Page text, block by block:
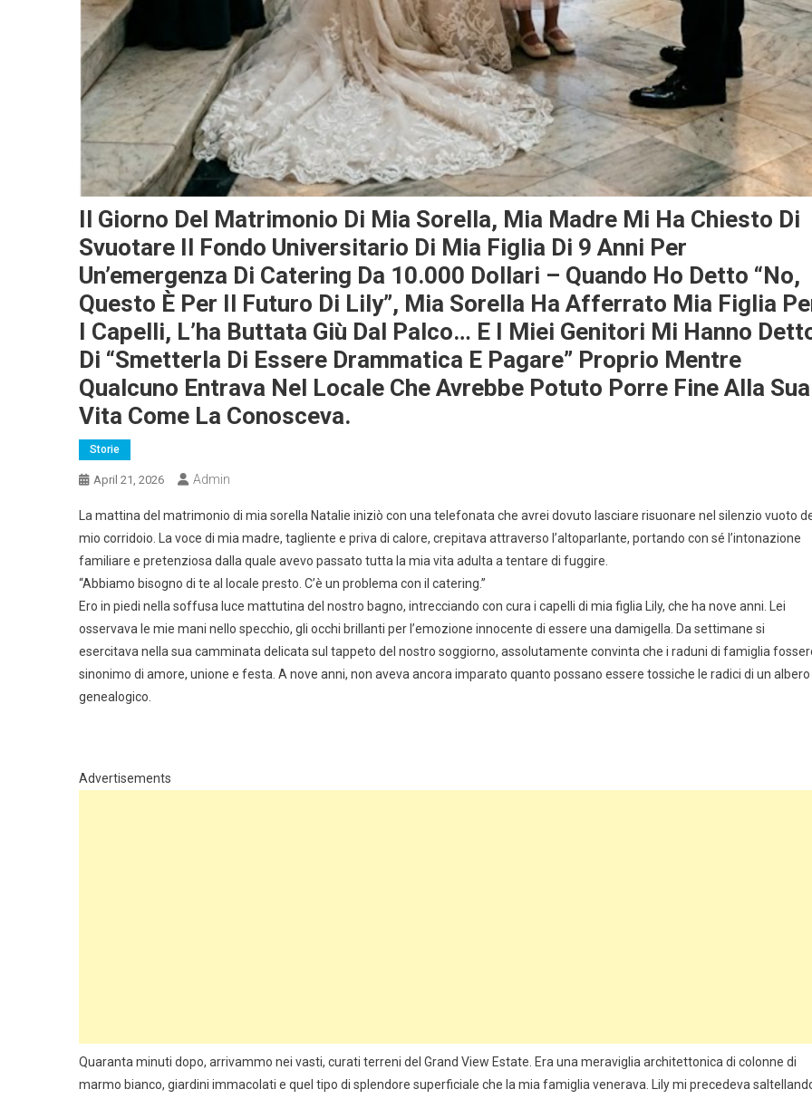
Il Giorno Del Matrimonio Di Mia Sorella, Mia Madre Mi Ha Chiesto Di
Svuotare Il Fondo Universitario Di Mia Figlia Di 9 Anni Per
Un’emergenza Di Catering Da 10.000 Dollari – Quando Ho Detto “No,
Questo È Per Il Futuro Di Lily”, Mia Sorella Ha Afferrato Mia Figlia
I Capelli, L’ha Buttata Giù Dal Palco… E I Miei Genitori Mi Hanno
Di “smetterla Di Essere Drammatica E Pagare” Proprio Mentre
Qualcuno Entrava Nel Locale Che Avrebbe Potuto Porre Fine Alla Sua
Vita Come La Conosceva.
Storie
April 21, 2026 Admin
La mattina del matrimonio di mia sorella Natalie iniziò con una telefonata che avrei dovuto lasciare risuonare nel silenzio vuoto
mio corridoio. La voce di mia madre, tagliente e priva di calore, crepitava attraverso l’altoparlante, portando con sé l’intonazione
familiare e pretenziosa dalla quale avevo passato tutta la mia vita adulta a tentare di fuggire.
“Abbiamo bisogno di te al locale presto. C’è un problema con il catering.”
Ero in piedi nella soffusa luce mattutina del nostro bagno, intrecciando con cura i capelli di mia figlia Lily, che ha nove anni. Lei
osservava le mie mani nello specchio, gli occhi brillanti per l’emozione innocente di essere una damigella. Da settimane si
esercitava nella sua camminata delicata sul tappeto del nostro soggiorno, assolutamente convinta che i raduni di famiglia
sinonimo di amore, unione e festa. A nove anni, non aveva ancora imparato quanto possano essere tossiche le radici di un albero
genealogico.
Advertisements
Quaranta minuti dopo, arrivammo nei vasti, curati terreni del Grand View Estate. Era una meraviglia architettonica di colonne di
marmo bianco, giardini immacolati e quel tipo di splendore superficiale che la mia famiglia venerava. Lily mi precedeva